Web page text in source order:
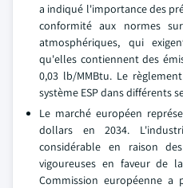
a indiqué l'importance des
conformité aux normes
atmosphériques, qui
qu'elles contiennent des
0,03 lb/MMBtu. Le
système ESP dans différents
Le marché européen
dollars en 2034.
considérable en raison
vigoureuses en faveur de
Commission européenne a